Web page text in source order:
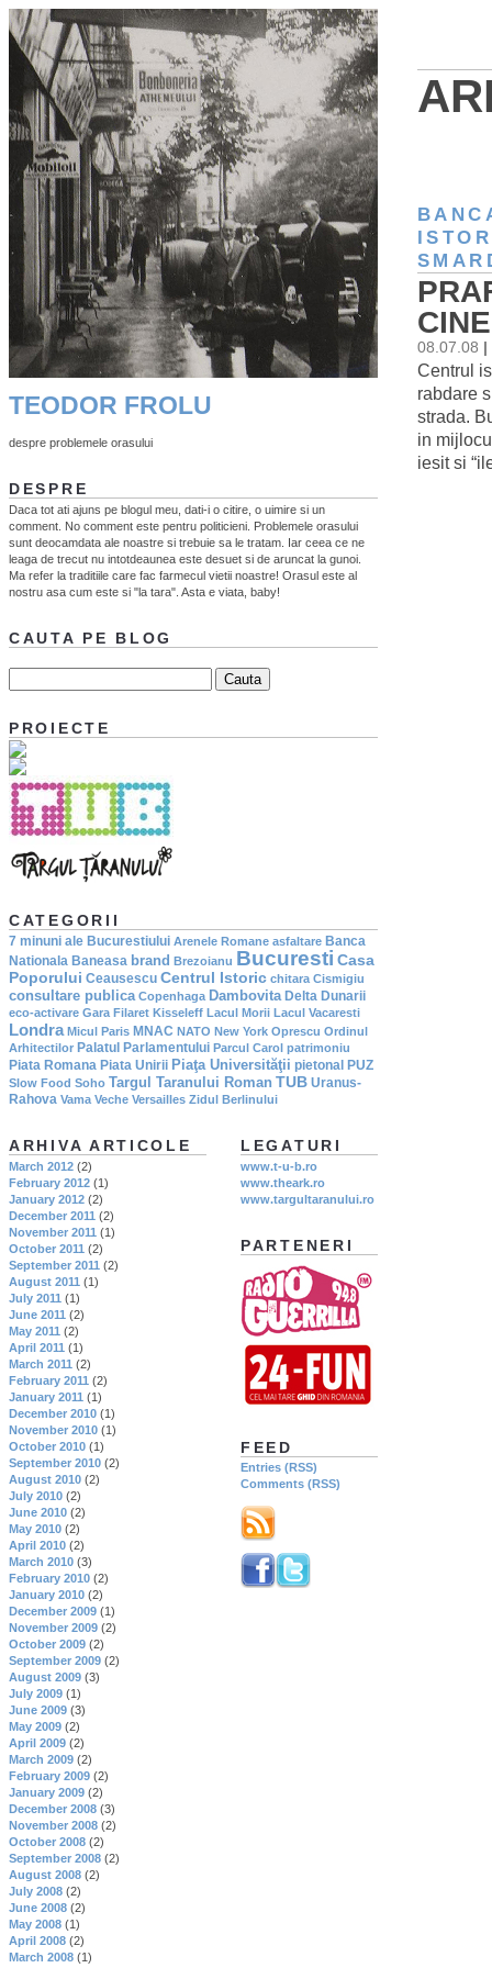
08.07.08
Centrul
rabdare
strada.
in
iesit si
TEODOR FROLU
despre problemele orasului
DESPRE
Daca tot ati ajuns pe blogul meu, dati-i o citire, o uimire si un
comment. No comment este pentru politicieni. Problemele orasului
sunt deocamdata ale noastre si trebuie sa le tratam. Iar ceea ce ne
leaga de trecut nu intotdeaunea este desuet si de aruncat la gunoi.
Ma refer la traditiile care fac farmecul vietii noastre! Orasul este al
nostru asa cum este si "la tara". Asta e viata, baby!
CAUTA PE BLOG
PROIECTE
CATEGORII
7 minuni ale Bucurestiului Arenele Romane asfaltare Banca
Nationala Baneasa brand Brezoianu Bucuresti Casa
Poporului Ceausescu Centrul Istoric chitara Cismigiu
consultare publica Copenhaga Dambovita Delta Dunarii
eco-activare Gara Filaret Kisseleff Lacul Morii Lacul Vacaresti
Londra Micul Paris MNAC NATO New York Oprescu Ordinul
Arhitectilor Palatul Parlamentului Parcul Carol patrimoniu
Piata Romana Piata Unirii Piaţa Universităţii pietonal PUZ
Slow Food Soho Targul Taranului Roman TUB Uranus-
Rahova Vama Veche Versailles Zidul Berlinului
LEGATURI
www.t-u-b.ro
www.theark.ro
www.targultaranului.ro
PARTENERI
FEED
Entries (RSS)
Comments (RSS)
ARHIVA ARTICOLE
March 2012 (2)
February 2012 (1)
January 2012 (2)
December 2011 (2)
November 2011 (1)
October 2011 (2)
September 2011 (2)
August 2011 (1)
July 2011 (1)
June 2011 (2)
May 2011 (2)
April 2011 (1)
March 2011 (2)
February 2011 (2)
January 2011 (1)
December 2010 (1)
November 2010 (1)
October 2010 (1)
September 2010 (2)
August 2010 (2)
July 2010 (2)
June 2010 (2)
May 2010 (2)
April 2010 (2)
March 2010 (3)
February 2010 (2)
January 2010 (2)
December 2009 (1)
November 2009 (2)
October 2009 (2)
September 2009 (2)
August 2009 (3)
July 2009 (1)
June 2009 (3)
May 2009 (2)
April 2009 (2)
March 2009 (2)
February 2009 (2)
January 2009 (2)
December 2008 (3)
November 2008 (2)
October 2008 (2)
September 2008 (2)
August 2008 (2)
July 2008 (2)
June 2008 (2)
May 2008 (1)
April 2008 (2)
March 2008 (1)